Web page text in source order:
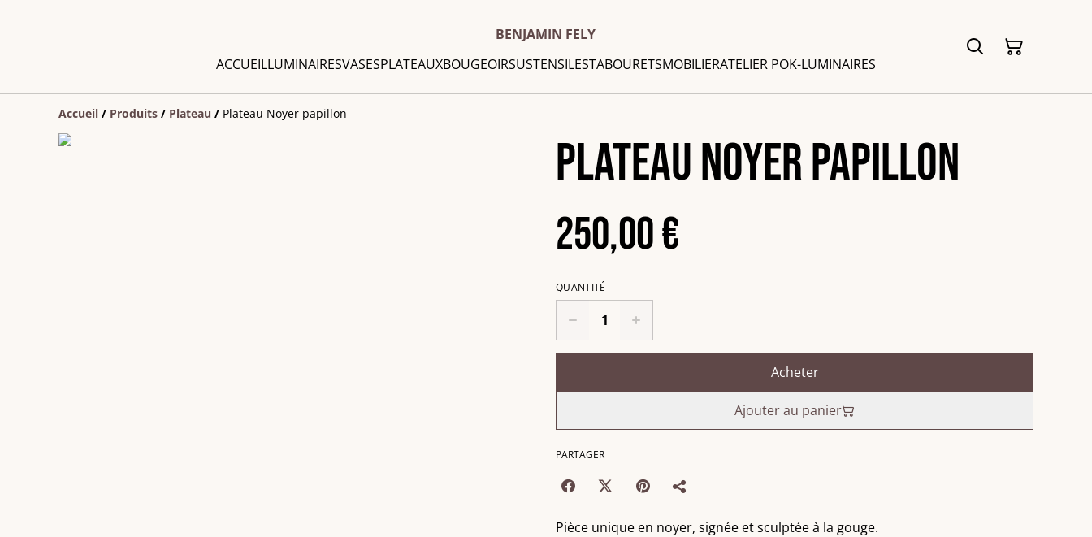
BENJAMIN FELY
ACCUEILLUMINAIRESVASESPLATEAUXBOUGEOIRSUSTENSILESTABOURETSMOBILIERATELIER POK-LUMINAIRES
Accueil / Produits / Plateau / Plateau Noyer papillon
Plateau Noyer papillon
250,00 €
QUANTITÉ
Acheter
Ajouter au panier
PARTAGER
Pièce unique en noyer, signée et sculptée à la gouge.